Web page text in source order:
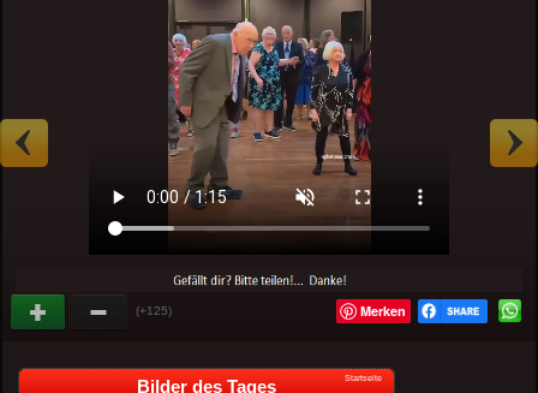
(+125) Merken
Bilder des Tages Startseite